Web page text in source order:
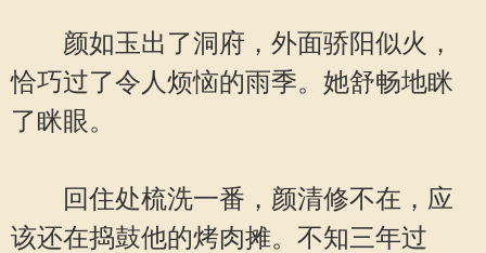
颜如玉出了洞府，外面骄阳似火，
恰巧过了令人烦恼的雨季。她舒畅地眯
了眯眼。
回住处梳洗一番，颜清修不在，应
该还在捣鼓他的烤肉摊。不知三年过